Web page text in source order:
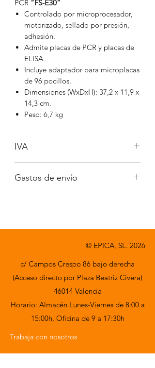
PCR “FS-E30”
Controlado por microprocesador,
motorizado, sellado por presión,
adhesión.
Admite placas de PCR y placas de
ELISA.
Incluye adaptador para microplacas
de 96 pocillos.
Dimensiones (WxDxH): 37,2 x 11,9 x
14,3 cm.
Peso: 6,7 kg
IVA
Gastos de envío
© EPICA, SL. 2026
c/ Campos Crespo 86 bajo derecha
(Acceso directo por Plaza Beatriz Civera)
46014 Valencia
Horario: Almacén Lunes-Viernes de 8:00 a
15:00h, Oficina de 9 a 17:30h
Trabaja con nosotros